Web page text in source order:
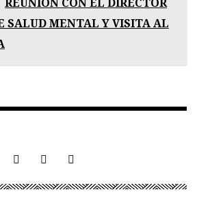
SALUD MENTAL Y VISITA AL